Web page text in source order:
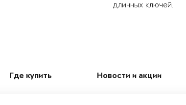
длинных ключей.
Где купить Новости и акции